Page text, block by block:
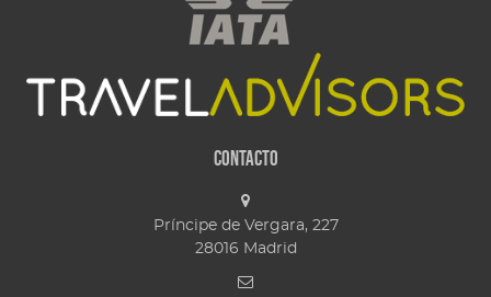
Contacto
Príncipe de Vergara, 227
28016 Madrid